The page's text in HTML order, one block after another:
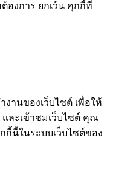
องการ ยกเว้น คุกกี้ที่
านของเว็บไซต์ เพื่อให้
ละเข้าชมเว็บไซต์ คุณ
กี้นี้ในระบบเว็บไซต์ของ